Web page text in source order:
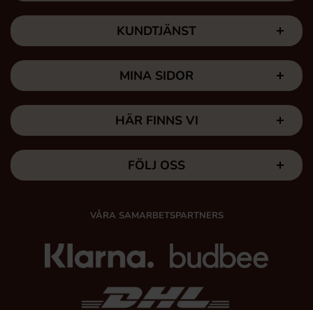
KUNDTJÄNST
MINA SIDOR
HÄR FINNS VI
FÖLJ OSS
VÅRA SAMARBETSPARTNERS